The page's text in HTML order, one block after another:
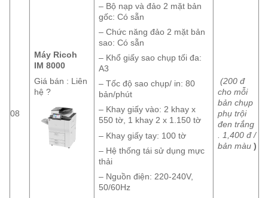
08
Máy Ricoh
IM 8000
Giá bán : Liên
hệ ?
– Bộ nạp và đảo 2 mặt bản
gốc: Có sẵn
– Chức năng đảo 2 mặt bản
sao: Có sẵn
– Khổ giấy sao chụp tối đa:
A3
– Tốc độ sao chụp/ in: 80
bản/phút
– Khay giấy vào: 2 khay x
550 tờ, 1 khay 2 x 1.150 tờ
– Khay giấy tay: 100 tờ
– Hệ thống tái sử dụng mực
thải
– Nguồn điện: 220-240V,
50/60Hz
(200 đ
cho mỗi
bản chụp
phụ trội
đen trắng
. 1,400 đ /
bản màu)